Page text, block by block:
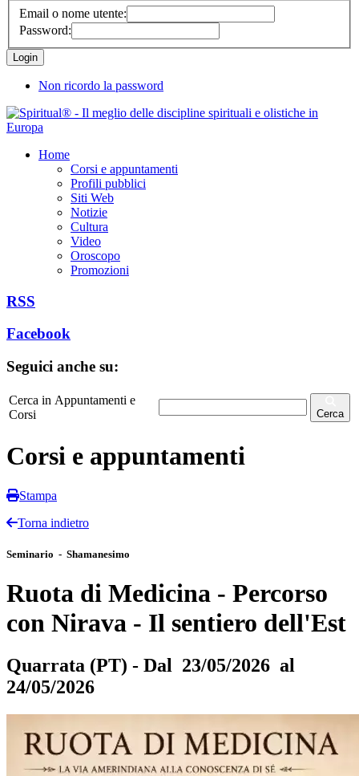
Email o nome utente:
Password:
Non ricordo la password
Home
Corsi e appuntamenti
Profili pubblici
Siti Web
Notizie
Cultura
Video
Oroscopo
Promozioni
RSS
Facebook
Seguici anche su:
Cerca in Appuntamenti e
Corsi
Cerca
Corsi e appuntamenti
Stampa
Torna indietro
Seminario - Shamanesimo
Ruota di Medicina - Percorso
con Nirava - Il sentiero dell'Est
Quarrata (PT) - Dal 23/05/2026 al
24/05/2026